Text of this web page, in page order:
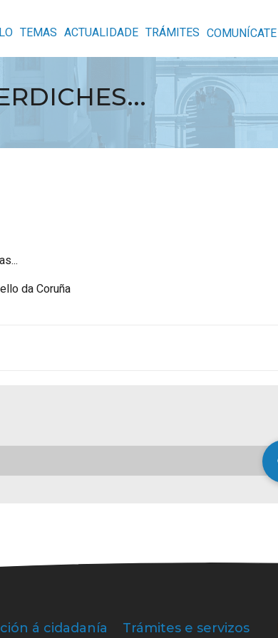
TEMAS ACTUALIDADE TRÁMITES COMUNÍCATE
da Coruña
á cidadanía Trámites e servizos